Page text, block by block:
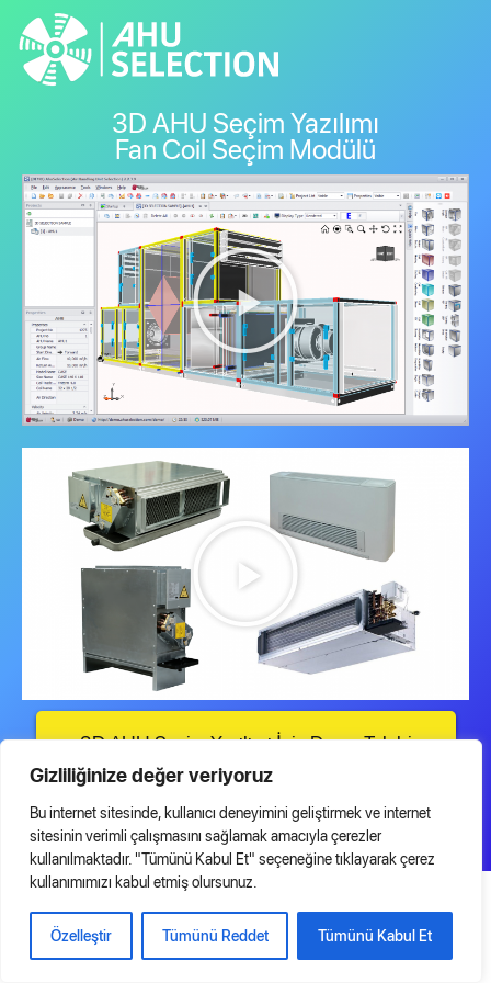
Gizliliğinize değer veriyoruz
Bu internet sitesinde, kullanıcı deneyimini geliştirmek ve internet
sitesinin verimli çalışmasını sağlamak amacıyla çerezler
kullanılmaktadır. "Tümünü Kabul Et" seçeneğine tıklayarak çerez
kullanımımızı kabul etmiş olursunuz.
Özelleştir Tümünü Reddet Tümünü Kabul Et
3D AHU Seçim Yazılımı
Fan Coil Seçim Modülü
3D AHU Seçim Yazılımı İçin Demo Talebi
Fan Coil Seçim Modülü İçin Demo Talebi